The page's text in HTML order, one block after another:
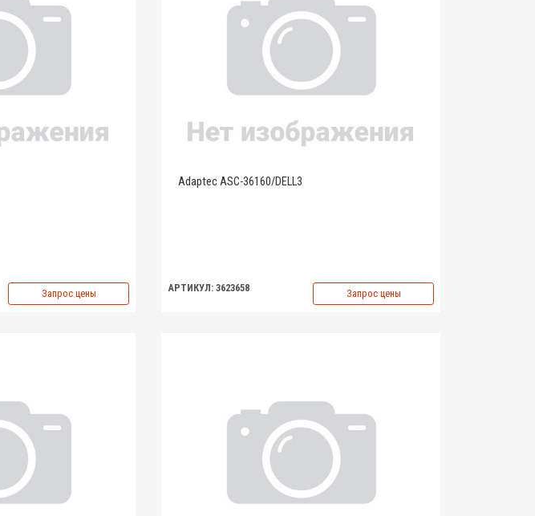
Запрос цены
Adaptec ASC-36160/DELL3
АРТИКУЛ: 3623658 Запрос цены